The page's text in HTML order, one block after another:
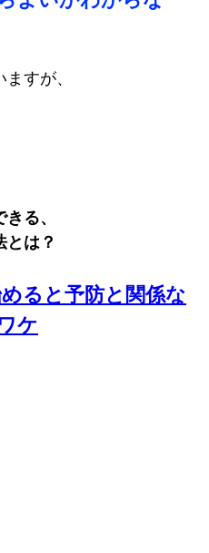
すが、
る、
とは？
ると予防と関係な
ケ